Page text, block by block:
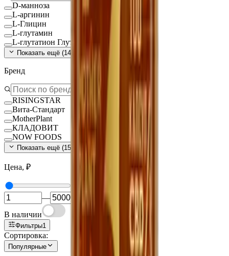
D-манноза
L-аргинин
L-Глицин
L-глутамин
L-глутатион Глутатион
Показать ещё (140
Бренд
RISINGSTAR
Вита-Стандарт
MotherPlant
КЛАДОВИТ
NOW FOODS
Показать ещё (15
Цена, ₽
—
В наличии
Фильтры1
Сортировка:
Популярные